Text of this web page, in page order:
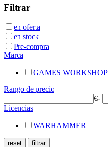
Filtrar
en oferta
en stock
Pre-compra
Marca
GAMES WORKSHOP
Rango de precio
€-
Licencias
WARHAMMER